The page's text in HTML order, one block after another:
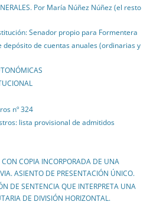
Por María Núñez Núñez (el resto
Senador propio para Formentera
depósito de cuentas anuales (ordinarias y
nº 324
lista provisional de admitidos
COPIA INCORPORADA DE UNA
ASIENTO DE PRESENTACIÓN ÚNICO.
DE SENTENCIA QUE INTERPRETA UNA
DE DIVISIÓN HORIZONTAL.